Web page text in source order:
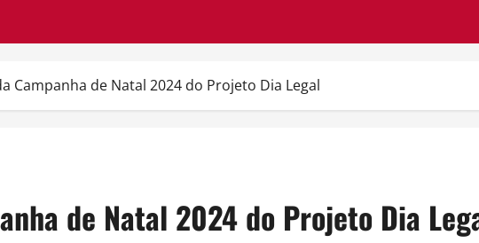
Campanha de Natal 2024 do Projeto Dia Legal
de Natal 2024 do Projeto Dia